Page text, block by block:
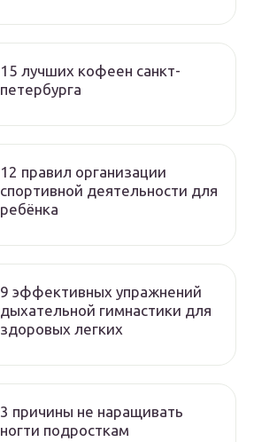
15 лучших кофеен санкт-
петербурга
12 правил организации
спортивной деятельности для
ребёнка
9 эффективных упражнений
дыхательной гимнастики для
здоровых легких
3 причины не наращивать
ногти подросткам